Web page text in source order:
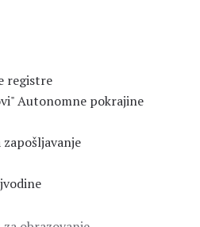
registre
Autonomne pokrajine